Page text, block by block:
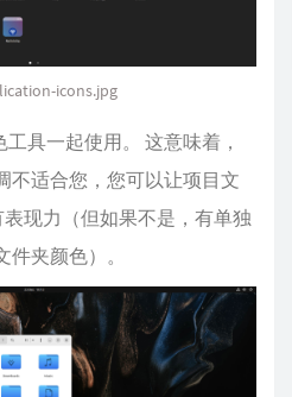
icons.jpg
具一起使用。 这意味着，
不适合您，您可以让项目文
现力（但如果不是，有单独
件夹颜色）。